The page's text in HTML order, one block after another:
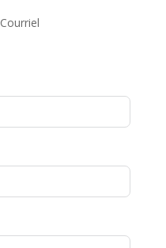
Courriel